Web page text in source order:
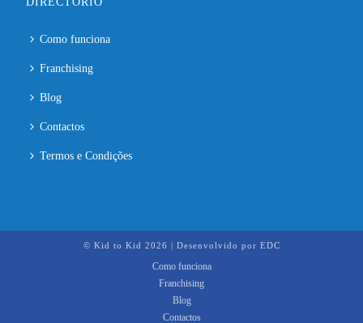
Como funciona
Franchising
Blog
Contactos
Termos e Condições
© Kid to Kid 2026 | Desenvolvido por EDC
Como funciona
Franchising
Blog
Contactos